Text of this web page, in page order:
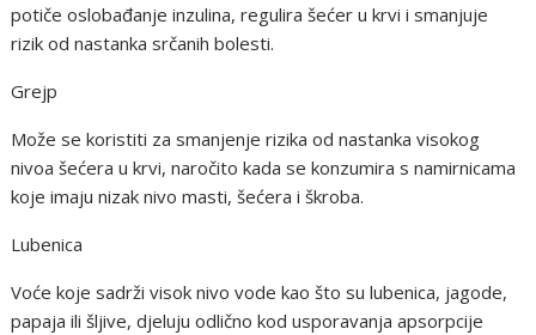
potiče oslobađanje inzulina, regulira šećer u krvi i smanjuje
rizik od nastanka srčanih bolesti.
Grejp
Može se koristiti za smanjenje rizika od nastanka visokog
nivoa šećera u krvi, naročito kada se konzumira s namirnicama
koje imaju nizak nivo masti, šećera i škroba.
Lubenica
Voće koje sadrži visok nivo vode kao što su lubenica, jagode,
papaja ili šljive, djeluju odlično kod usporavanja apsorpcije